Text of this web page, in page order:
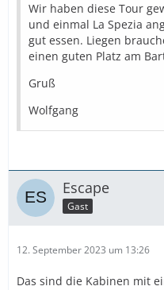
Wir haben diese Tour
und einmal La Spezia
gut essen. Liegen
einen guten Platz am
Gruß
Wolfgang
Escape
Gast
12. September 2023 um 13:26
Das sind die Kabinen mit